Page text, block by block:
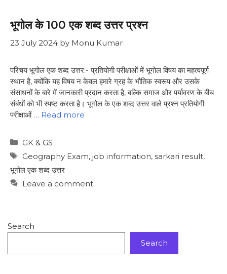
भूगोल के 100 एक शब्द उत्तर प्रश्न
23 July 2024 by Monu Kumar
परिचय भूगोल एक शब्द उत्तर:- प्रतियोगी परीक्षाओं में भूगोल विषय का महत्वपूर्ण
स्थान है, क्योंकि यह विषय न केवल हमारे ग्रह के भौतिक स्वरूप और उसके
संसाधनों के बारे में जानकारी प्रदान करता है, बल्कि समाज और पर्यावरण के बीच
संबंधों को भी स्पष्ट करता है। भूगोल के एक शब्द उत्तर वाले प्रश्न प्रतियोगी
परीक्षाओं … Read more
GK & GS
Geography Exam, job information, sarkari result,
भूगोल एक शब्द उत्तर
Leave a comment
Search
Search